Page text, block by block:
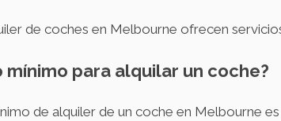
de coches en Melbourne ofrecen
mínimo para alquilar un coche?
de alquiler de un coche en Melbourne es